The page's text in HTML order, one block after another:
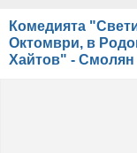
Комедията
Октомври, в
Хайтов" - Смолян